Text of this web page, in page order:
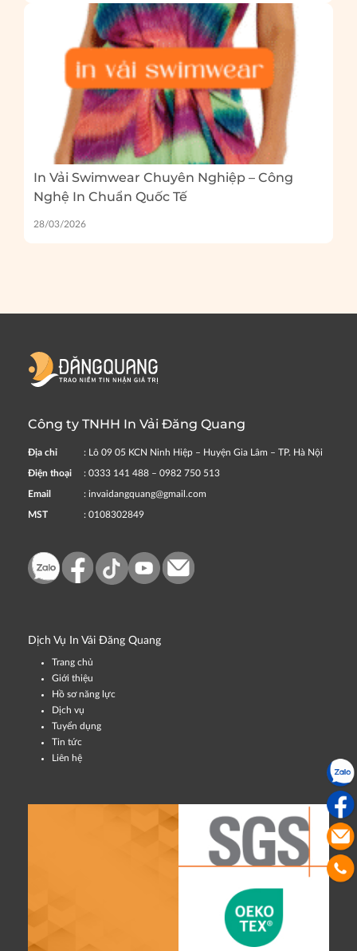
In Vải Swimwear Chuyên Nghiệp – Công
Nghệ In Chuẩn Quốc Tế
28/03/2026
Công ty TNHH In Vải Đăng Quang
Địa chỉ : Lô 09 05 KCN Ninh Hiệp – Huyện Gia Lâm – TP. Hà Nội
Điện thoại : 0333 141 488 – 0982 750 513
Email : invaidangquang@gmail.com
MST : 0108302849
Dịch Vụ In Vải Đăng Quang
Trang chủ
Giới thiệu
Hồ sơ năng lực
Dịch vụ
Tuyển dụng
Tin tức
Liên hệ